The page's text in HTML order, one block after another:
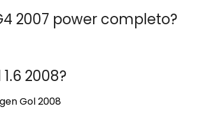
2007 power completo?
2008?
Gol 2008